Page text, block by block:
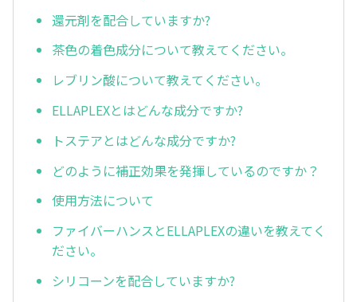
還元剤を配合していますか?
茶色の着色成分について教えてください。
レブリン酸について教えてください。
ELLAPLEXとはどんな成分ですか?
トステアとはどんな成分ですか?
どのように補正効果を発揮しているのですか？
使用方法について
ファイバーハンスとELLAPLEXの違いを教えてく
ださい。
シリコーンを配合していますか?